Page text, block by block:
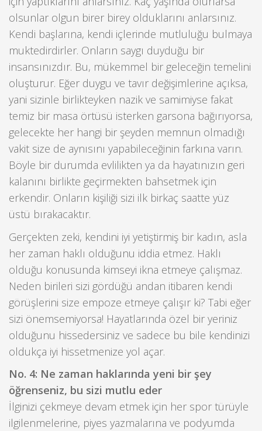
olsunlar olgun birer birey olduklarını anlarsınız.
Kendi başlarına, kendi içlerinde mutluluğu bulmaya
muktedirdirler. Onların saygı duyduğu bir
insansınızdır. Bu, mükemmel bir geleceğin temelini
oluşturur. Eğer duygu ve tavır değişimlerine açıksa,
yani sizinle birlikteyken nazik ve samimiyse fakat
temiz bir masa örtüsü isterken garsona bağırıyorsa,
gelecekte her hangi bir şeyden memnun olmadığı
vakit size de aynısını yapabileceğinin farkına varın.
Böyle bir durumda evlilikten ya da hayatınızın geri
kalanını birlikte geçirmekten bahsetmek için
erkendir. Onların kişiliği sizi ilk birkaç saatte yüz
üstü bırakacaktır.
Gerçekten zeki, kendini iyi yetiştirmiş bir kadın, asla
her zaman haklı olduğunu iddia etmez. Haklı
olduğu konusunda kimseyi ikna etmeye çalışmaz.
Neden birileri sizi gördüğü andan itibaren kendi
görüşlerini size empoze etmeye çalışır ki? Tabi eğer
sizi önemsemiyorsa! Hayatlarında özel bir yeriniz
olduğunu hissedersiniz ve sadece bu bile kendinizi
oldukça iyi hissetmenize yol açar.
No. 4: Ne zaman haklarında yeni bir şey
öğrenseniz, bu sizi mutlu eder
İlginizi çekmeye devam etmek için her spor türüyle
ilgilenmelerine, piyes yazmalarına ve podyumda